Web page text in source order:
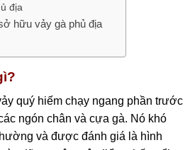
địa
hữu vảy gà phủ địa
quý hiếm chạy ngang phần trước
ngón chân và cựa gà. Nó khó
và được đánh giá là hình